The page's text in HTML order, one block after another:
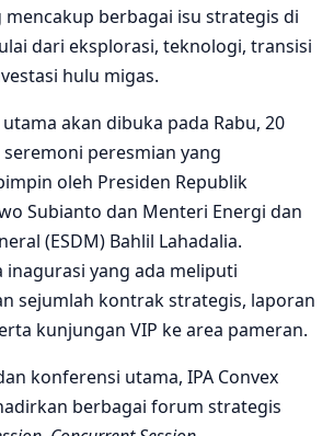
mencakup berbagai isu strategis di
dari eksplorasi, teknologi, transisi
hulu migas.
akan dibuka pada Rabu, 20
peresmian yang
oleh Presiden Republik
Subianto dan Menteri Energi dan
(ESDM) Bahlil Lahadalia.
inagurasi yang ada meliputi
sejumlah kontrak strategis, laporan
kunjungan VIP ke area pameran.
konferensi utama, IPA Convex
berbagai forum strategis